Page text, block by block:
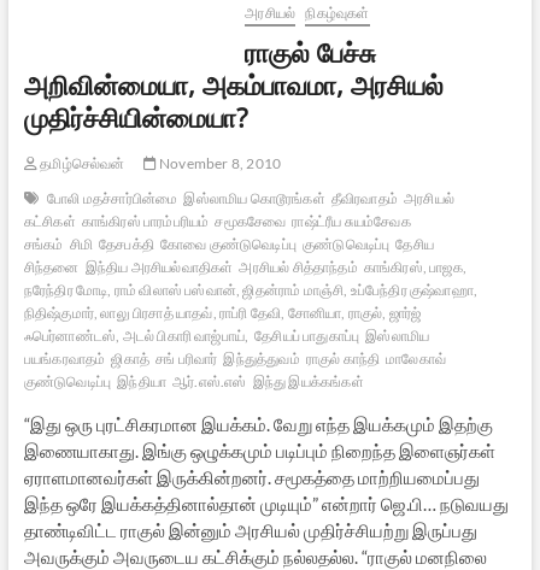
அரசியல் நிகழ்வுகள்
ராகுல் பேச்சு
அறிவின்மையா, அகம்பாவமா, அரசியல்
முதிர்ச்சியின்மையா?
தமிழ்செல்வன்
November 8, 2010
போலி மதச்சார்பின்மை இஸ்லாமிய கொடூரங்கள் தீவிரவாதம் அரசியல்
கட்சிகள் காங்கிரஸ் பாரம்பரியம் சமூகசேவை ராஷ்ட்ரீய சுயம்சேவக
சங்கம் சிமி தேசபக்தி கோவை குண்டுவெடிப்பு குண்டுவெடிப்பு தேசிய
சிந்தனை இந்திய அரசியல்வாதிகள் அரசியல் சித்தாந்தம் காங்கிரஸ், பாஜக,
நரேந்திர மோடி, ராம் விலாஸ் பஸ்வான், ஜிதன்ராம் மாஞ்சி, உப்பேந்திர குஷ்வாஹா,
நிதிஷ்குமார், லாலு பிரசாத் யாதவ், ராப்ரி தேவி, சோனியா, ராகுல், ஜார்ஜ்
ஃபெர்னாண்டஸ், அடல் பிகாரி வாஜ்பாய், தேசியப் பாதுகாப்பு இஸ்லாமிய
பயங்கரவாதம் ஜிகாத் சங் பரிவார் இந்துத்துவம் ராகுல் காந்தி மாலேகாவ்
குண்டுவெடிப்பு இந்தியா ஆர்.எஸ்.எஸ் இந்து இயக்கங்கள்
“இது ஒரு புரட்சிகரமான இயக்கம். வேறு எந்த இயக்கமும் இதற்கு
இணையாகாது. இங்கு ஒழுக்கமும் படிப்பும் நிறைந்த இளைஞர்கள்
ஏராளமானவர்கள் இருக்கின்றனர். சமூகத்தை மாற்றியமைப்பது
இந்த ஒரே இயக்கத்தினால்தான் முடியும்” என்றார் ஜெ.பி… நடுவயது
தாண்டிவிட்ட ராகுல் இன்னும் அரசியல் முதிர்ச்சியற்று இருப்பது
அவருக்கும் அவருடைய கட்சிக்கும் நல்லதல்ல. “ராகுல் மனநிலை